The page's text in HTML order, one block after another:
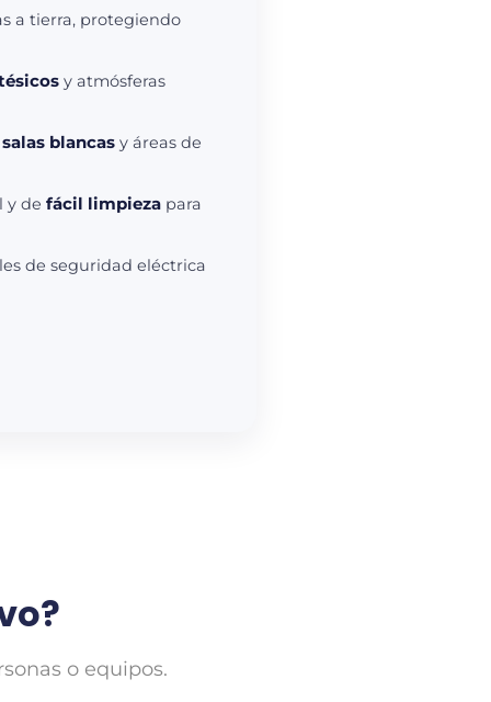
a tierra, protegiendo
y atmósferas
blancas y áreas de
y de fácil limpieza para
de seguridad eléctrica
o equipos.